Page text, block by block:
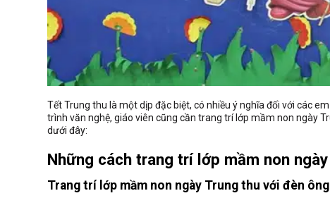
Tết Trung thu là một dịp đặc biệt, có nhiều ý nghĩa đối với các
trình văn nghệ, giáo viên cũng cần trang trí lớp mầm non ngày
dưới đây:
Những cách trang trí lớp mầm non
Trang trí lớp mầm non ngày Trung thu với đèn